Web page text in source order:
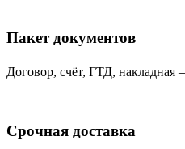
Пакет документов
Договор, счёт, ГТД,
Срочная доставка